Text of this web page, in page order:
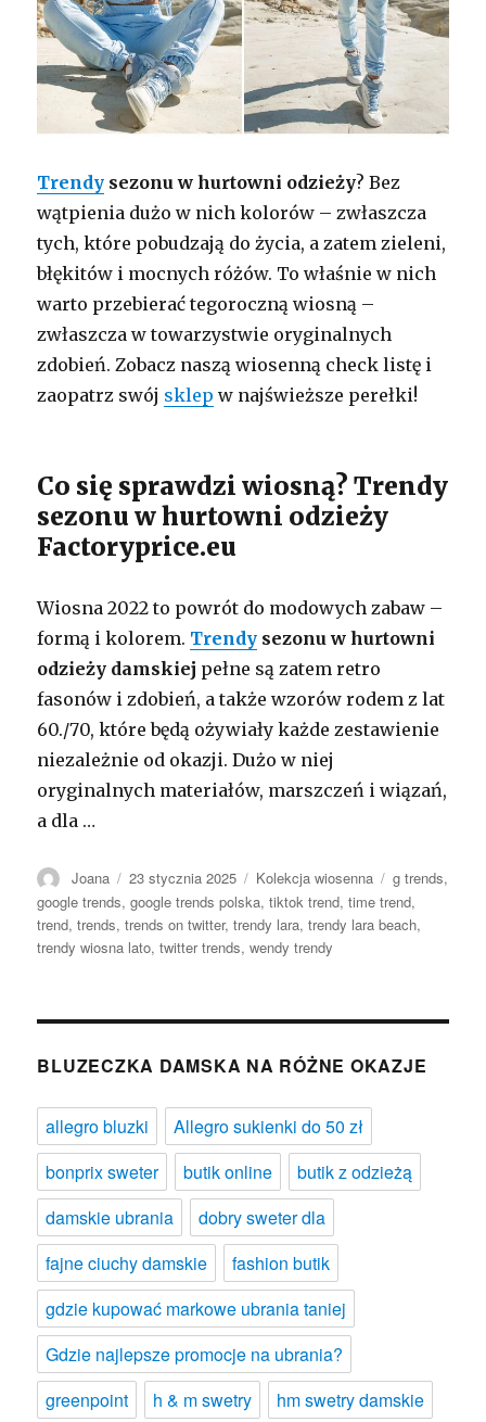
Trendy sezonu w hurtowni odzieży? Bez
wątpienia dużo w nich kolorów – zwłaszcza
tych, które pobudzają do życia, a zatem zieleni,
błękitów i mocnych różów. To właśnie w nich
warto przebierać tegoroczną wiosną –
zwłaszcza w towarzystwie oryginalnych
zdobień. Zobacz naszą wiosenną check listę i
zaopatrz swój sklep w najświeższe perełki!
Co się sprawdzi wiosną? Trendy
sezonu w hurtowni odzieży
Factoryprice.eu
Wiosna 2022 to powrót do modowych zabaw –
formą i kolorem. Trendy sezonu w hurtowni
odzieży damskiej pełne są zatem retro
fasonów i zdobień, a także wzorów rodem z lat
60./70, które będą ożywiały każde zestawienie
niezależnie od okazji. Dużo w niej
oryginalnych materiałów, marszczeń i wiązań,
a dla …
Autor
Joana Opublikowano
23 stycznia 2025 Kategorie
Kolekcja wiosenna Tagi
g trends,
google trends,google trends polska,tiktok trend,time trend,
trend,trends,trends on twitter,trendy lara,trendy lara beach,
trendy wiosna lato,twitter trends,wendy trendy
BLUZECZKA DAMSKA NA RÓŻNE OKAZJE
allegro bluzki
Allegro sukienki do 50 zł
bonprix sweter
butik online
butik z odzieżą
damskie ubrania
dobry sweter dla
fajne ciuchy damskie
fashion butik
gdzie kupować markowe ubrania taniej
Gdzie najlepsze promocje na ubrania?
greenpoint
h & m swetry
hm swetry damskie